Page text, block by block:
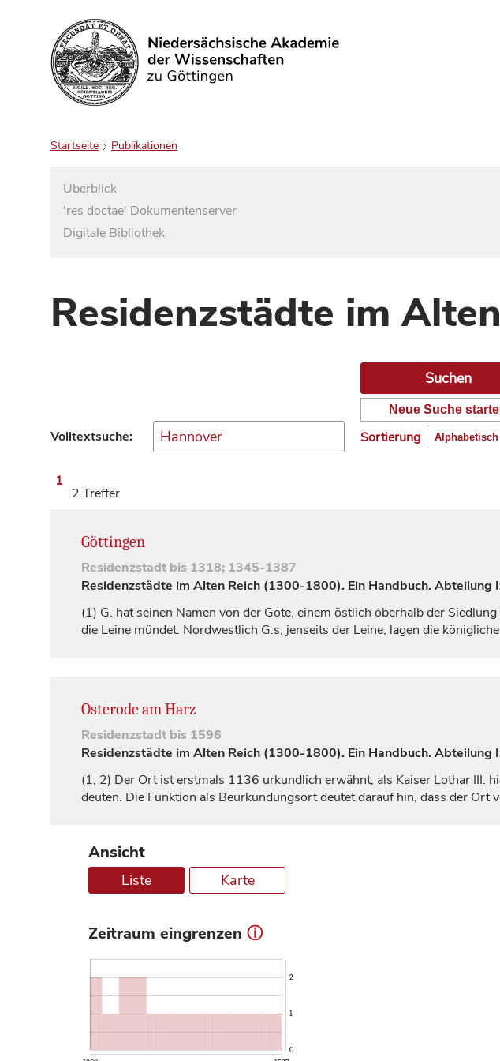
Suchen
Startseite Publikationen
Überblick
'res doctae' Dokumentenserver
Digitale Bibliothek
Residenzstädte im
Volltextsuche:
Neue Suche
Sortierung
1
2 Treffer
Göttingen
Residenzstadt bis 1318; 1345-1387
Residenzstädte im Alten Reich (1300-1800). Ein Handbuch.
(1) G. hat seinen Namen von der Gote, einem östlich oberhalb der
die Leine mündet. Nordwestlich G.s, jenseits der Leine, lagen die königliche
Osterode am Harz
Residenzstadt bis 1596
Residenzstädte im Alten Reich (1300-1800). Ein Handbuch.
(1, 2) Der Ort ist erstmals 1136 urkundlich erwähnt, als Kaiser Lothar III.
deuten. Die Funktion als Beurkundungsort deutet darauf hin, dass der Ort
Ansicht
Liste Karte
Zeitraum eingrenzen ⓘ
0
1
2